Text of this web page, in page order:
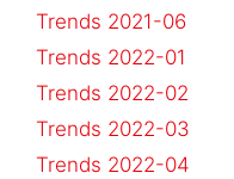
Trends 2021-06
Trends 2022-01
Trends 2022-02
Trends 2022-03
Trends 2022-04